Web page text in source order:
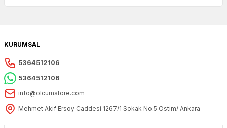
KURUMSAL
5364512106
5364512106
info@olcumstore.com
Mehmet Akif Ersoy Caddesi 1267/1 Sokak No:5 Ostim/ Ankara